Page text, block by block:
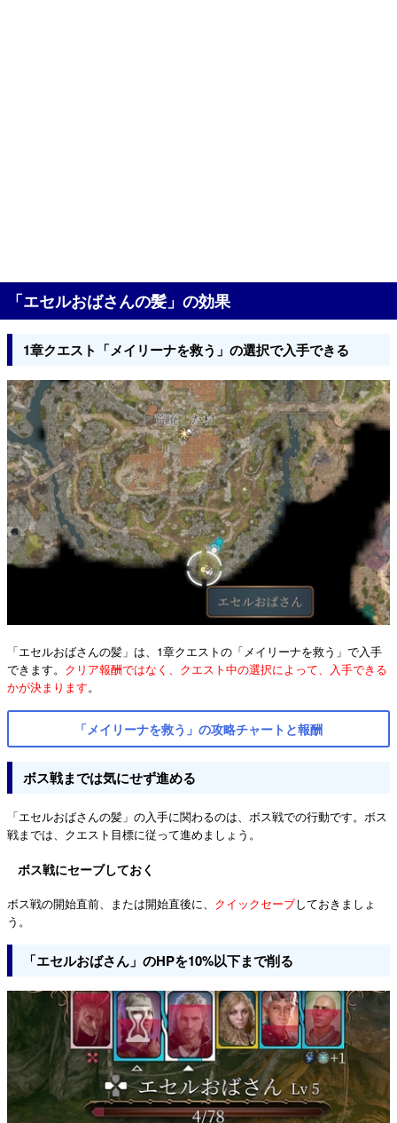
「エセルおばさんの髪」の効果
1章クエスト「メイリーナを救う」の選択で入手できる
「エセルおばさんの髪」は、1章クエストの「メイリーナを救う」で入手
できます。 クリア報酬ではなく、クエスト中の選択によって、入手できる
かが決まります。
「メイリーナを救う」の攻略チャートと報酬
ボス戦までは気にせず進める
「エセルおばさんの髪」の入手に関わるのは、ボス戦での行動です。ボス
戦までは、クエスト目標に従って進めましょう。
ボス戦にセーブしておく
ボス戦の開始直前、または開始直後に、 クイックセーブしておきましょ
う。
「エセルおばさん」のHPを10%以下まで削る